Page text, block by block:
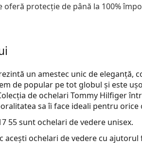
oferă protecție de până la 100%
un amestec unic de eleganță,
de popular pe tot globul și este
de ochelari Tommy Hilfiger
sa îi face ideali pentru orice
55sunt ochelari de vedere unisex.
acești ochelari de vedere cu